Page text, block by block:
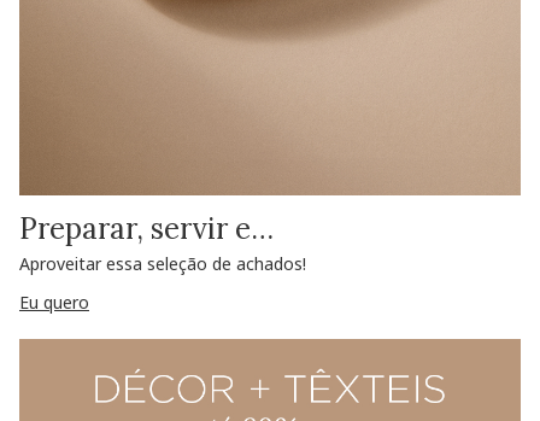
Preparar, servir e…
Aproveitar essa seleção de achados!
Eu quero